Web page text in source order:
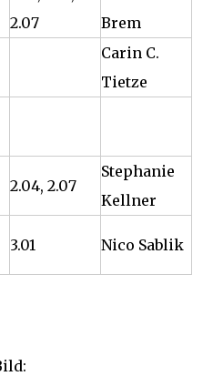
2.07
Brem
Carin C.
Tietze
2.04, 2.07
Stephanie
Kellner
3.01 Nico Sablik